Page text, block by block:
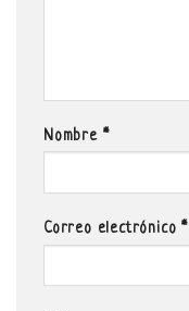
Nombre *
Correo electrónico*